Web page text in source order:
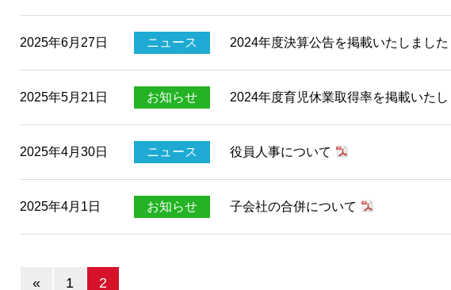
法改正への取り組み
2025年6月27日 ニュース 2024年度決算公告を掲載いたしました
2025年5月21日 お知らせ 2024年度育児休業取得率を掲載いた
2025年4月30日 ニュース 役員人事について
2025年4月1日 お知らせ 子会社の合併について
« 1 2